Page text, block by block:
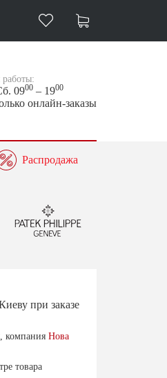
0900 – 1900
онлайн-заказы
Распродажа
при заказе
компанияНова
товара